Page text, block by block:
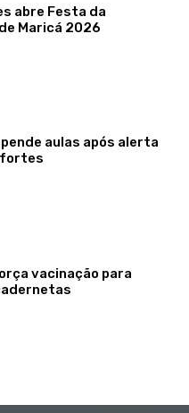
abre Festa da
Maricá 2026
aulas após alerta
fortes
vacinação para